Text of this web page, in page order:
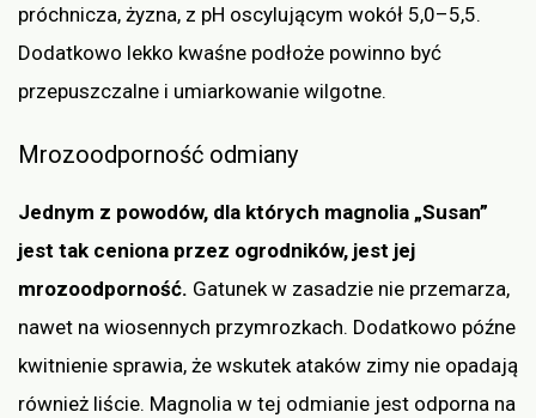
próchnicza, żyzna, z pH oscylującym wokół 5,0–5,5.
Dodatkowo lekko kwaśne podłoże powinno być
przepuszczalne i umiarkowanie wilgotne.
Mrozoodporność odmiany
Jednym z powodów, dla których magnolia „Susan”
jest tak ceniona przez ogrodników, jest jej
mrozoodporność. Gatunek w zasadzie nie przemarza,
nawet na wiosennych przymrozkach. Dodatkowo późne
kwitnienie sprawia, że wskutek ataków zimy nie opadają
również liście. Magnolia w tej odmianie jest odporna na